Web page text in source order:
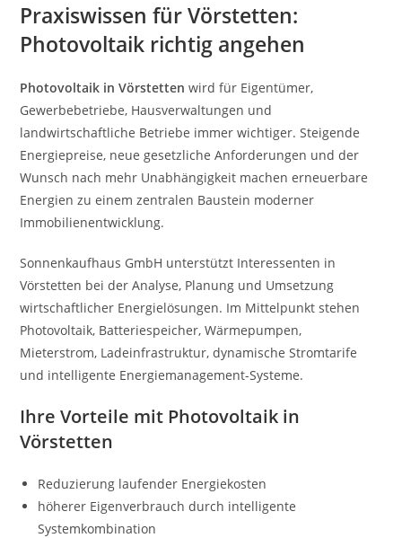
Praxiswissen für Vörstetten:
Photovoltaik richtig angehen
Photovoltaik in Vörstetten wird für Eigentümer,
Gewerbebetriebe, Hausverwaltungen und
landwirtschaftliche Betriebe immer wichtiger. Steigende
Energiepreise, neue gesetzliche Anforderungen und der
Wunsch nach mehr Unabhängigkeit machen erneuerbare
Energien zu einem zentralen Baustein moderner
Immobilienentwicklung.
Sonnenkaufhaus GmbH unterstützt Interessenten in
Vörstetten bei der Analyse, Planung und Umsetzung
wirtschaftlicher Energielösungen. Im Mittelpunkt stehen
Photovoltaik, Batteriespeicher, Wärmepumpen,
Mieterstrom, Ladeinfrastruktur, dynamische Stromtarife
und intelligente Energiemanagement-Systeme.
Ihre Vorteile mit Photovoltaik in
Vörstetten
Reduzierung laufender Energiekosten
höherer Eigenverbrauch durch intelligente
Systemkombination